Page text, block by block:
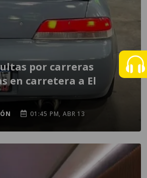
por carreras
en carretera a El
01:45 PM, ABR 13